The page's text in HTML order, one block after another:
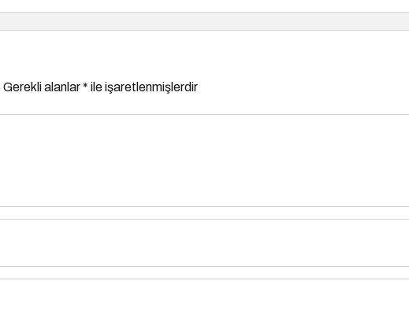
Gerekli alanlar* ile işaretlenmişlerdir